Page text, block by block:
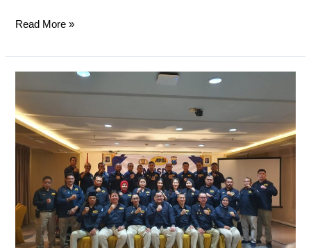
Read More »
&
Pengukuhan
pengurus
DPD
Jawa
Timur
periode
2024